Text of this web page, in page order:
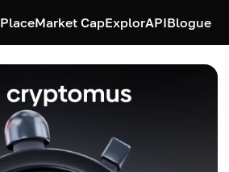
PlaceMarket CapExplorAPIBlogue